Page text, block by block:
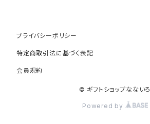
プライバシーポリシー
特定商取引法に基づく表記
会員規約
© ギフトショップなないろ
Powered by